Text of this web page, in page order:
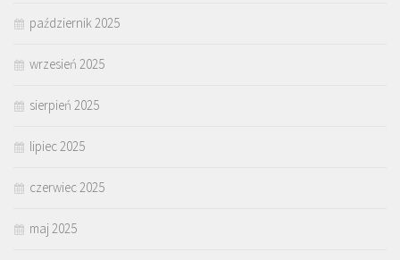
październik 2025
wrzesień 2025
sierpień 2025
lipiec 2025
czerwiec 2025
maj 2025